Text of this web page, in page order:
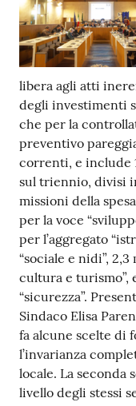
Tutti
gli
argomenti...
Seguici
su
libera agli atti
degli investimenti
che per la
preventivo
correnti, e include
sul triennio, divisi
missioni della
per la voce
per l’aggregato
“sociale e nidi”,
cultura e turismo”,
“sicurezza”.
Sindaco Elisa
fa alcune scelte di
l’invarianza
locale. La seconda
livello degli stessi